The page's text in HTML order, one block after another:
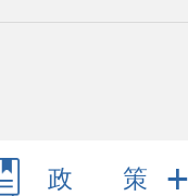
政 策